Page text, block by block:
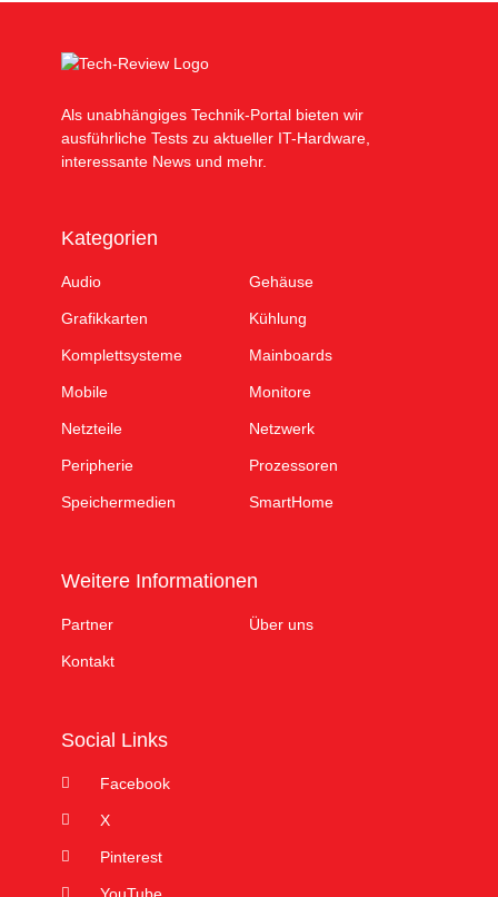
Als unabhängiges Technik-Portal bieten wir
ausführliche Tests zu aktueller IT-Hardware,
interessante News und mehr.
Kategorien
Audio Gehäuse
Grafikkarten Kühlung
Komplettsysteme Mainboards
Mobile Monitore
Netzteile Netzwerk
Peripherie Prozessoren
Speichermedien SmartHome
Weitere Informationen
Partner Über uns
Kontakt
Social Links
Facebook
X
Pinterest